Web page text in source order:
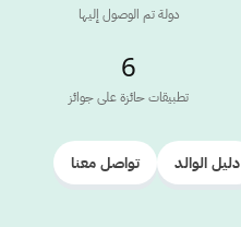
دولة تم الوصول إليها
6
تطبيقات حائزة على جوائز
دليل الوالد تواصل معنا